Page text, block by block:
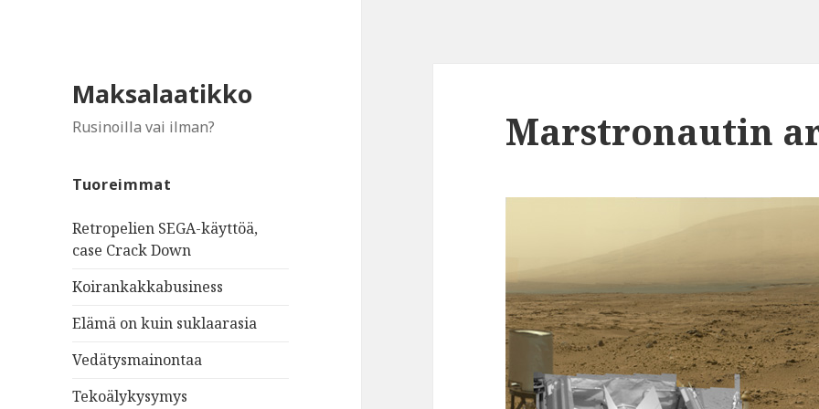
Maksalaatikko
Rusinoilla vai ilman?
Tuoreimmat
Retropelien SEGA-käyttöä,
case Crack Down
Koirankakkabusiness
Elämä on kuin suklaarasia
Vedätysmainontaa
Tekoälykysymys
Marstronautin